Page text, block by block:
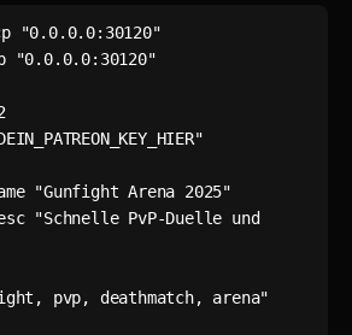
"0.0.0.0:30120"
"0.0.0.0:30120"
"Gunfight Arena 2025"
"Schnelle PvP-Duelle und
pvp, deathmatch, arena"